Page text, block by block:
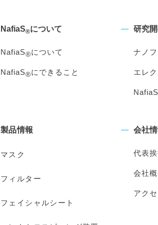
NafiaS®について
NafiaS®について
NafiaS®にできること
研究
ナノ
エレ
製品情報
マスク
フィルター
フェイシャルシート
会社
代表
会社
アクセ